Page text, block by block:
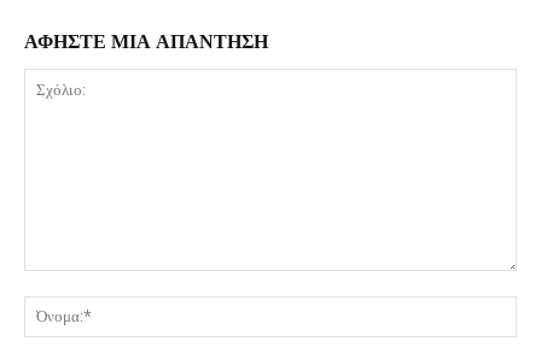
ΑΦΗΣΤΕ ΜΙΑ ΑΠΑΝΤΗΣΗ